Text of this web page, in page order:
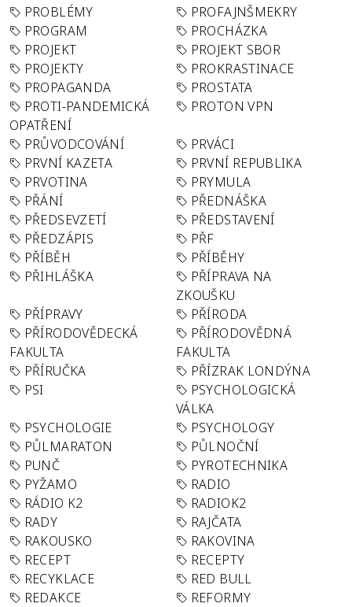
PROBLÉMY
PROFAJNŠMEKRY
PROGRAM
PROCHÁZKA
PROJEKT
PROJEKT SBOR
PROJEKTY
PROKRASTINACE
PROPAGANDA
PROSTATA
PROTI-PANDEMICKÁ
OPATŘENÍ
PROTON VPN
PRŮVODCOVÁNÍ
PRVÁCI
PRVNÍ KAZETA
PRVNÍ REPUBLIKA
PRVOTINA
PRYMULA
PŘÁNÍ
PŘEDNÁŠKA
PŘEDSEVZETÍ
PŘEDSTAVENÍ
PŘEDZÁPIS
PŘF
PŘÍBĚH
PŘÍBĚHY
PŘIHLÁŠKA
PŘÍPRAVA NA
ZKOUŠKU
PŘÍPRAVY
PŘÍRODA
PŘÍRODOVĚDECKÁ
FAKULTA
PŘÍRODOVĚDNÁ
FAKULTA
PŘÍRUČKA
PŘÍZRAK LONDÝNA
PSI
PSYCHOLOGICKÁ
VÁLKA
PSYCHOLOGIE
PSYCHOLOGY
PŮLMARATON
PŮLNOČNÍ
PUNČ
PYROTECHNIKA
PYŽAMO
RADIO
RÁDIO K2
RADIOK2
RADY
RAJČATA
RAKOUSKO
RAKOVINA
RECEPT
RECEPTY
RECYKLACE
RED BULL
REDAKCE
REFORMY